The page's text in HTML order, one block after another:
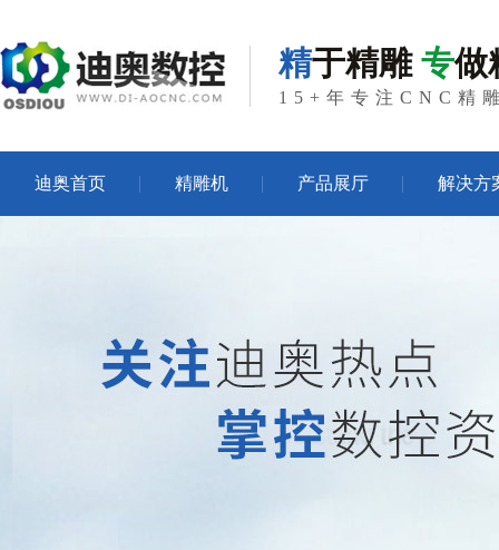
精于精雕 专做
15+年专注CNC精
迪奥首页 精雕机 产品展厅 解决方